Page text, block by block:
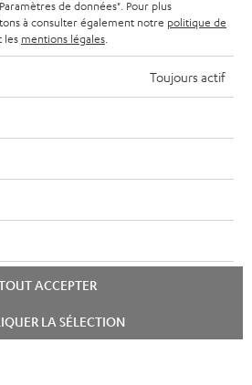
chat
de données". Pour plus
à consulter également notre politique de
les mentions légales
Toujours actif
ACCEPTER
LA SÉLECTION